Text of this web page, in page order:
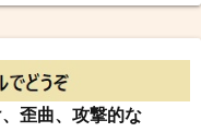
歪曲、攻撃的な